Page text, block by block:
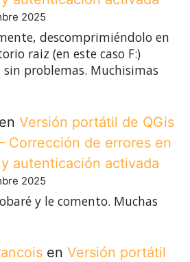
2025
descomprimiéndolo en
raiz (en este caso F:)
problemas. Muchisimas
en Versión portátil de QGis
Corrección de errores en
autenticación activada
2025
y le comento. Muchas
en Versión portátil